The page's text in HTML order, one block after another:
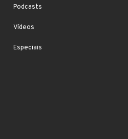
Podcasts
Vídeos
Especiais